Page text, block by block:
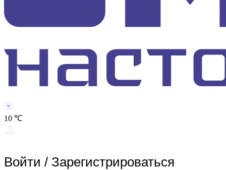
10 ℃
Войти / Зарегистрироваться